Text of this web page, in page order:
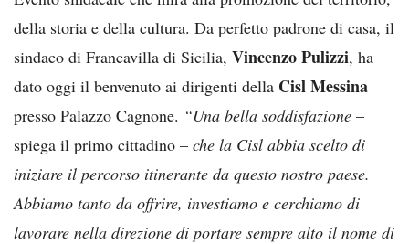
della storia e della cultura. Da perfetto padrone di casa, il
sindaco di Francavilla di Sicilia, Vincenzo Pulizzi, ha
dato oggi il benvenuto ai dirigenti della Cisl Messina
presso Palazzo Cagnone. “Una bella soddisfazione –
spiega il primo cittadino – che la Cisl abbia scelto di
iniziare il percorso itinerante da questo nostro paese.
Abbiamo tanto da offrire, investiamo e cerchiamo di
lavorare nella direzione di portare sempre alto il nome di